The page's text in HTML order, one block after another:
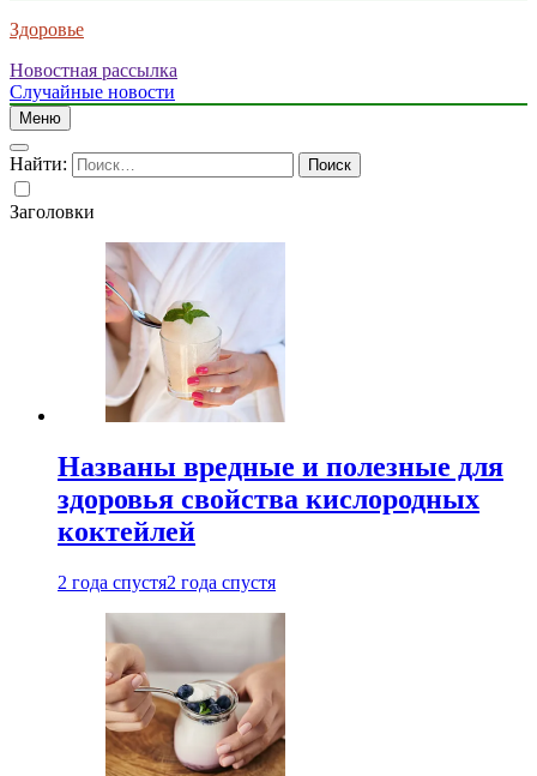
Здоровье
Новостная рассылка
Случайные новости
Меню
Найти:
Заголовки
Названы вредные и полезные для
здоровья свойства кислородных
коктейлей
2 года спустя2 года спустя